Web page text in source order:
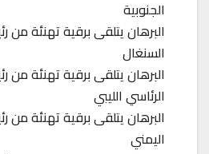
الجنوبية
البرهان يتلقى برقية تهنئة
السنغال
البرهان يتلقى برقية تهنئة
الرئاسي الليبي
البرهان يتلقى برقية تهنئة
اليمني